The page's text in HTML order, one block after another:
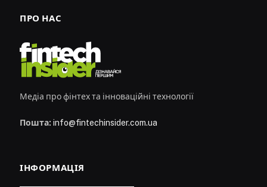
ПРО НАС
Медіа про фінтех та інноваційні технології
Пошта: info@fintechinsider.com.ua
ІНФОРМАЦІЯ